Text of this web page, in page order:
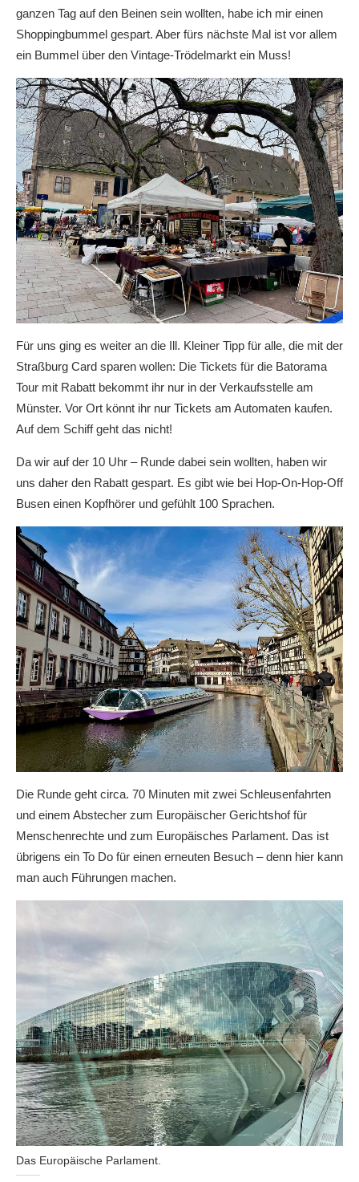
ganzen Tag auf den Beinen sein wollten, habe ich mir einen
Shoppingbummel gespart. Aber fürs nächste Mal ist vor allem
ein Bummel über den Vintage-Trödelmarkt ein Muss!
Für uns ging es weiter an die Ill. Kleiner Tipp für alle, die mit der
Straßburg Card sparen wollen: Die Tickets für die Batorama
Tour mit Rabatt bekommt ihr nur in der Verkaufsstelle am
Münster. Vor Ort könnt ihr nur Tickets am Automaten kaufen.
Auf dem Schiff geht das nicht!
Da wir auf der 10 Uhr – Runde dabei sein wollten, haben wir
uns daher den Rabatt gespart. Es gibt wie bei Hop-On-Hop-Off
Busen einen Kopfhörer und gefühlt 100 Sprachen.
Die Runde geht circa. 70 Minuten mit zwei Schleusenfahrten
und einem Abstecher zum Europäischer Gerichtshof für
Menschenrechte und zum Europäisches Parlament. Das ist
übrigens ein To Do für einen erneuten Besuch – denn hier kann
man auch Führungen machen.
Das Europäische Parlament.